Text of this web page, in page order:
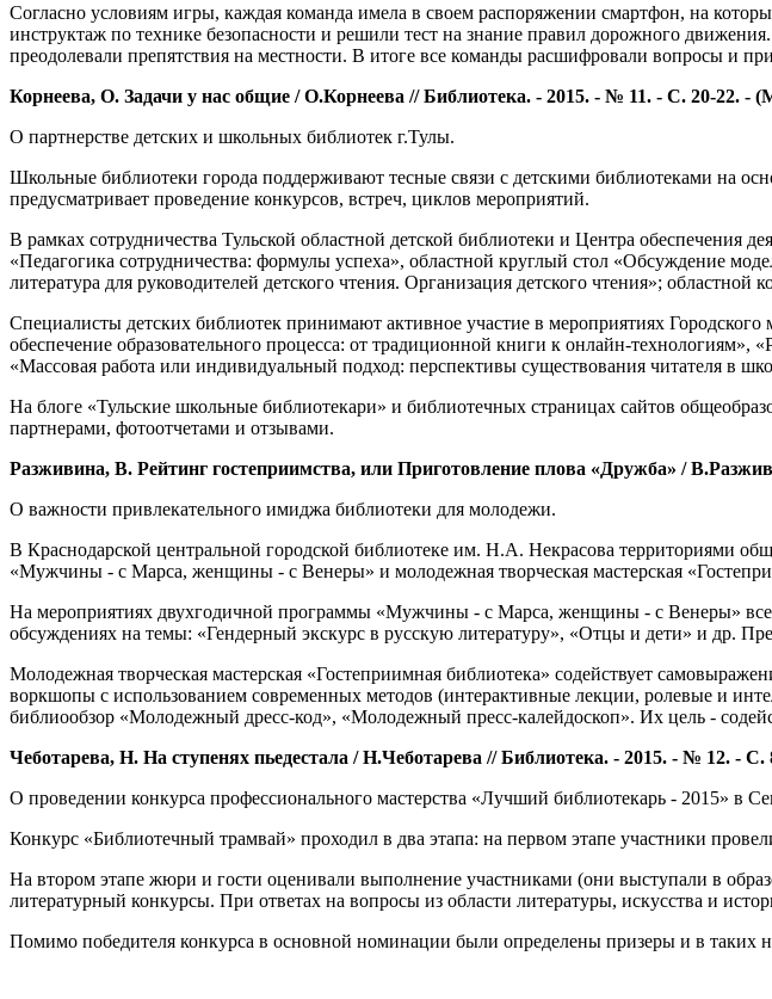
Согласно условиям игры, каждая команда имела в своем распоряжении смартфон, на
инструктаж по технике безопасности и решили тест на знание правил дорожного
преодолевали препятствия на местности. В итоге все команды расшифровали вопросы и
Корнеева, О. Задачи у нас общие / О.Корнеева // Библиотека. - 2015. - № 11. - С. 20-22. -
О партнерстве детских и школьных библиотек г.Тулы.
Школьные библиотеки города поддерживают тесные связи с детскими библиотеками на
предусматривает проведение конкурсов, встреч, циклов мероприятий.
В рамках сотрудничества Тульской областной детской библиотеки и Центра обеспечения
«Педагогика сотрудничества: формулы успеха», областной круглый стол «Обсуждение
литература для руководителей детского чтения. Организация детского чтения»;
Специалисты детских библиотек принимают активное участие в мероприятиях
обеспечение образовательного процесса: от традиционной книги к онлайн-
«Массовая работа или индивидуальный подход: перспективы существования читателя в
На блоге «Тульские школьные библиотекари» и библиотечных страницах сайтов
партнерами, фотоотчетами и отзывами.
Разживина, В. Рейтинг гостеприимства, или Приготовление плова «Дружба» /
О важности привлекательного имиджа библиотеки для молодежи.
В Краснодарской центральной городской библиотеке им. Н.А. Некрасова территориями
«Мужчины - с Марса, женщины - с Венеры» и молодежная творческая мастерская
На мероприятиях двухгодичной программы «Мужчины - с Марса, женщины - с Венеры» все
обсуждениях на темы: «Гендерный экскурс в русскую литературу», «Отцы и дети» и др.
Молодежная творческая мастерская «Гостеприимная библиотека» содействует
воркшопы с использованием современных методов (интерактивные лекции, ролевые и
библиообзор «Молодежный дресс-код», «Молодежный пресс-калейдоскоп». Их цель -
Чеботарева, Н. На ступенях пьедестала / Н.Чеботарева // Библиотека. - 2015. - № 12. -
О проведении конкурса профессионального мастерства «Лучший библиотекарь - 2015» в
Конкурс «Библиотечный трамвай» проходил в два этапа: на первом этапе участники
На втором этапе жюри и гости оценивали выполнение участниками (они выступали в
литературный конкурсы. При ответах на вопросы из области литературы, искусства и
Помимо победителя конкурса в основной номинации были определены призеры и в